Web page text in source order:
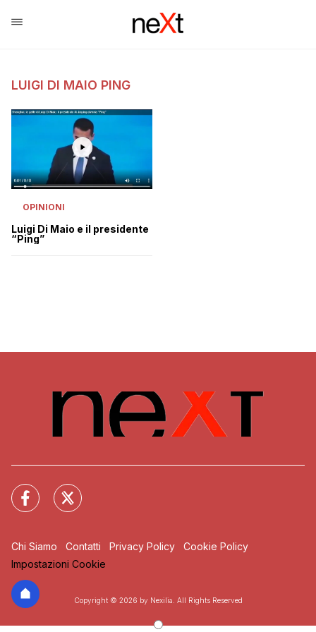
LUIGI DI MAIO PING
OPINIONI
Luigi Di Maio e il presidente
“Ping”
Chi Siamo Contatti Privacy Policy
Cookie Policy
Impostazioni Cookie
Copyright © 2026 by Nexilia. All Rights Reserved